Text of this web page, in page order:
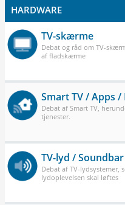
HARDWARE
TV-skærme
Debat og råd om TV-
af fladskærme
Smart TV / Apps
Debat af Smart TV,
tjenester.
TV-lyd / Soundbar
Debat af TV-lydsystemer,
lydoplevelsen skal løftes